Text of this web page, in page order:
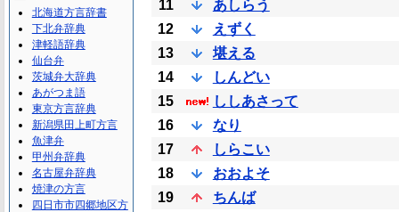
11
あしらう
12
えずく
13
堪える
14
しんどい
15
ししあさって
16
なり
17
しらこい
18
おおよそ
19
ちんば
北海道方言辞書
下北弁辞典
津軽語辞典
仙台弁
茨城弁大辞典
あがつま語
東京方言辞典
新潟県田上町方言
魚津弁
甲州弁辞典
名古屋弁辞典
焼津の方言
四日市市四郷地区方